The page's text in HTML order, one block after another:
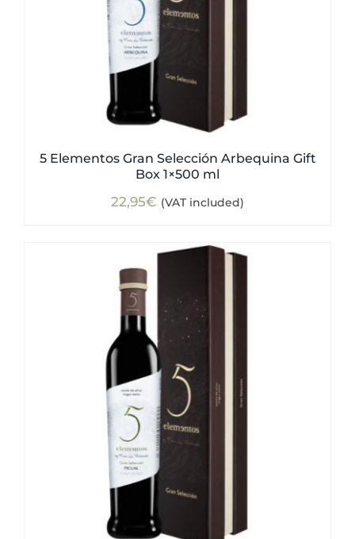
5 Elementos Gran Selección Arbequina Gift
Box 1×500 ml
22,95€ (VAT included)